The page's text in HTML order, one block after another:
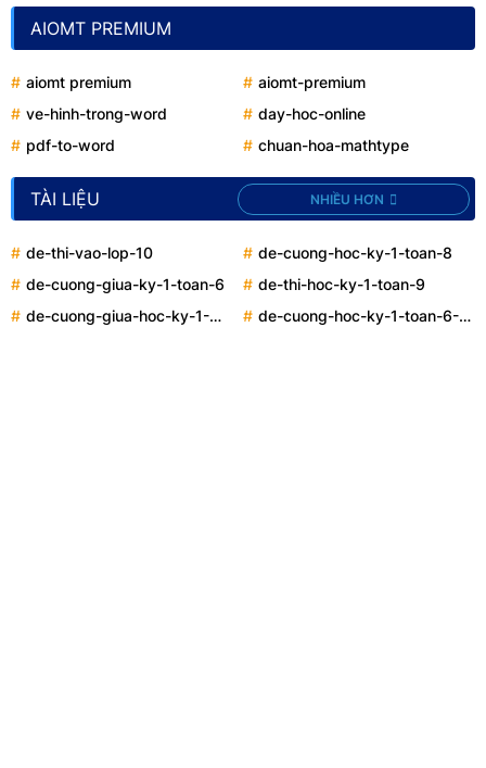
AIOMT PREMIUM
aiomt premium
aiomt-premium
ve-hinh-trong-word
day-hoc-online
pdf-to-word
chuan-hoa-mathtype
TÀI LIỆU
de-thi-vao-lop-10
de-cuong-hoc-ky-1-toan-8
de-cuong-giua-ky-1-toan-6
de-thi-hoc-ky-1-toan-9
de-cuong-giua-hoc-ky-1-
de-cuong-hoc-ky-1-toan-6-
NHIỀU HƠN